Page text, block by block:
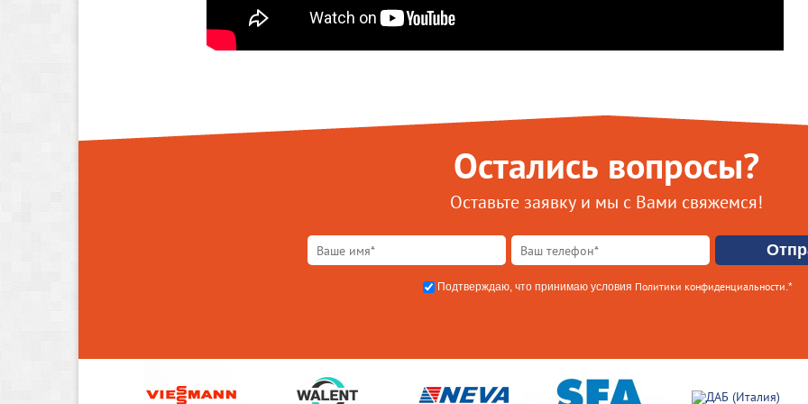
Остались вопросы?
Оставьте заявку и мы с Вами свяжемся!
Подтверждаю, что принимаю условия Политики конфиденциальности .*